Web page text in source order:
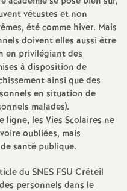
s
e
i
g
n
e
vétustes et non
été comme hiver. Mais
doivent elles aussi être
en privilégiant des
à disposition de
ainsi que des
en situation de
malades).
ligne, les Vies Scolaires ne
oubliées, mais
santé publique.
duSNES FSU Créteil
personnels dans le